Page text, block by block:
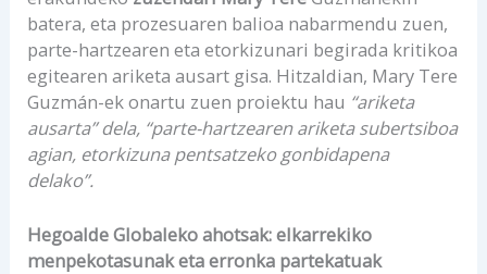
batera, eta prozesuaren balioa nabarmendu zuen,
parte-hartzearen eta etorkizunari begirada kritikoa
egitearen ariketa ausart gisa. Hitzaldian, Mary Tere
Guzmán-ek onartu zuen proiektu hau “ariketa
ausarta” dela, “parte-hartzearen ariketa subertsiboa
agian, etorkizuna pentsatzeko gonbidapena
delako”.
Hegoalde Globaleko ahotsak: elkarrekiko
menpekotasunak eta erronka partekatuak